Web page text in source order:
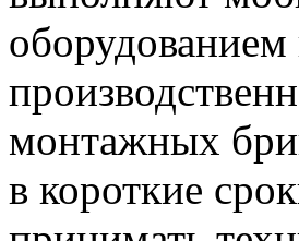
монтажных
в короткие